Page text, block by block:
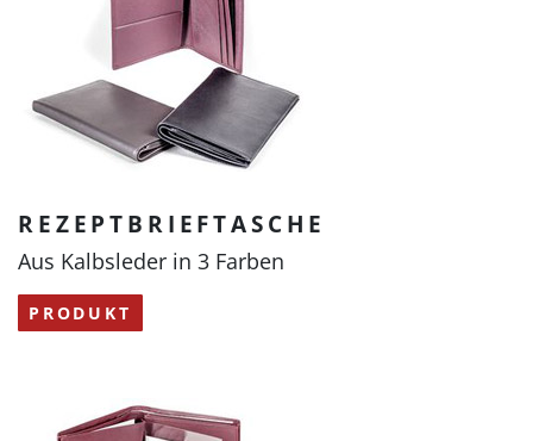
REZEPTBRIEFTASCHE
Aus Kalbsleder in 3 Farben
PRODUKT